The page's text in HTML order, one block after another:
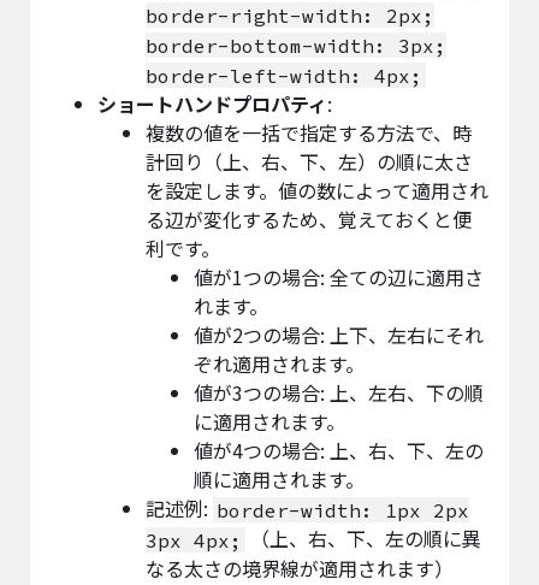
border-right-width: 2px;
border-bottom-width: 3px;
border-left-width: 4px;
ショートハンドプロパティ:
複数の値を一括で指定する方法で、時
計回り（上、右、下、左）の順に太さ
を設定します。値の数によって適用され
る辺が変化するため、覚えておくと便
利です。
値が1つの場合: 全ての辺に適用さ
れます。
値が2つの場合: 上下、左右にそれ
ぞれ適用されます。
値が3つの場合: 上、左右、下の順
に適用されます。
値が4つの場合: 上、右、下、左の
順に適用されます。
記述例: border-width: 1px 2px
3px 4px;
（上、右、下、左の順に異
なる太さの境界線が適用されます）